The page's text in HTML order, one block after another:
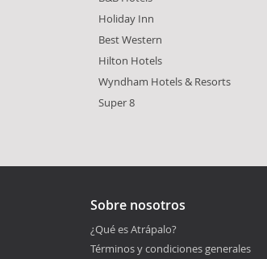
Holiday Inn
Best Western
Hilton Hotels
Wyndham Hotels & Resorts
Super 8
Sobre nosotros
¿Qué es Atrápalo?
Términos y condiciones generales